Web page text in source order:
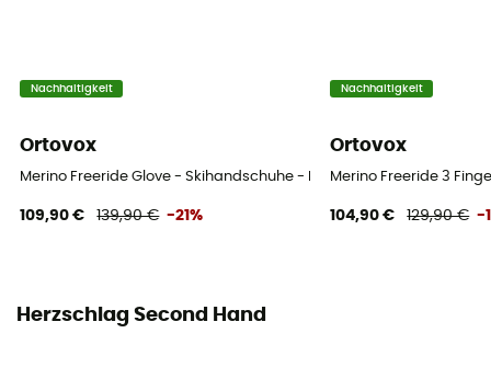
Nachhaltigkeit
Ortovox
Merino Freeride Glove - Skihandschuhe - Herren
109,90 € 139,90 € -21%
Nachhaltigkeit
Ortovox
Merino Freeride 3
104,90 € 129,90 € -
Herzschlag Second Hand